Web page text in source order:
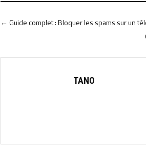
←Guide complet : Bloquer les spams sur un
TANO